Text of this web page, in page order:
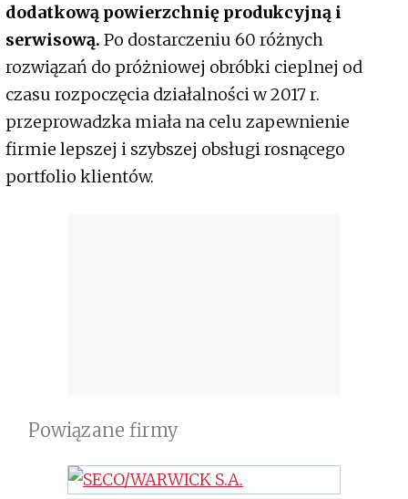
dodatkową powierzchnię produkcyjną i
serwisową. Po dostarczeniu 60 różnych
rozwiązań do próżniowej obróbki cieplnej od
czasu rozpoczęcia działalności w 2017 r.
przeprowadzka miała na celu zapewnienie
firmie lepszej i szybszej obsługi rosnącego
portfolio klientów.
Powiązane firmy